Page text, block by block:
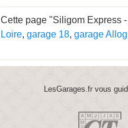
Cette page "Siligom Express
Loire, garage 18, garage
LesGarages.fr vous